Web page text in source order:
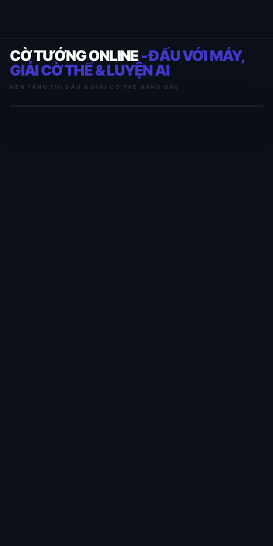
CỜ TƯỚNG ONLINE- ĐẤU VỚI MÁY,
GIẢI CỜ THẾ & LUYỆN AI
NỀN TẢNG THI ĐẤU & GIẢI CỜ THẾ HÀNG ĐẦU